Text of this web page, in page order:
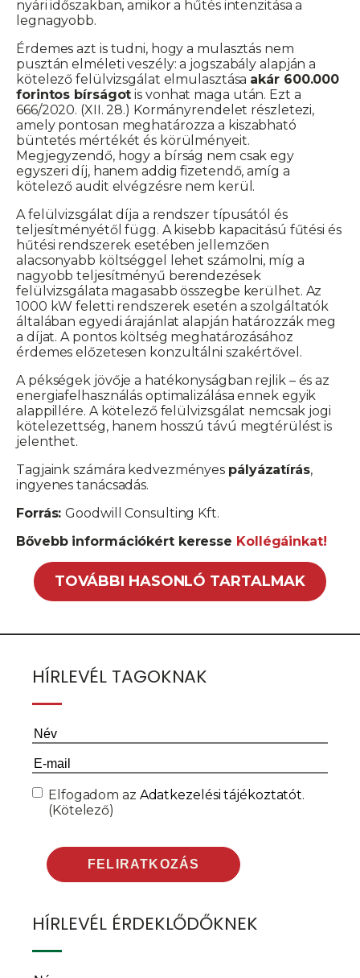
nyári időszakban, amikor a hűtés intenzitása a
legnagyobb.
Érdemes azt is tudni, hogy a mulasztás nem
pusztán elméleti veszély: a jogszabály alapján a
kötelező felülvizsgálat elmulasztása akár 600.000
forintos bírságot is vonhat maga után. Ezt a
666/2020. (XII. 28.) Kormányrendelet részletezi,
amely pontosan meghatározza a kiszabható
büntetés mértékét és körülményeit.
Megjegyzendő, hogy a bírság nem csak egy
egyszeri díj, hanem addig fizetendő, amíg a
kötelező audit elvégzésre nem kerül.
A felülvizsgálat díja a rendszer típusától és
teljesítményétől függ. A kisebb kapacitású fűtési és
hűtési rendszerek esetében jellemzően
alacsonyabb költséggel lehet számolni, míg a
nagyobb teljesítményű berendezések
felülvizsgálata magasabb összegbe kerülhet. Az
1000 kW feletti rendszerek esetén a szolgáltatók
általában egyedi árajánlat alapján határozzák meg
a díjat. A pontos költség meghatározásához
érdemes előzetesen konzultálni szakértővel.
A pékségek jövője a hatékonyságban rejlik – és az
energiafelhasználás optimalizálása ennek egyik
alappillére. A kötelező felülvizsgálat nemcsak jogi
kötelezettség, hanem hosszú távú megtérülést is
jelenthet.
Tagjaink számára kedvezményes pályázatírás,
ingyenes tanácsadás.
Forrás:Goodwill Consulting Kft.
Bővebb információkért keresse Kollégáinkat!
TOVÁBBI HASONLÓ TARTALMAK
HÍRLEVÉL TAGOKNAK
Név(Kötelező)
Email(Kötelező)
Consent(Kötelező)
Elfogadom az Adatkezelési tájékoztatót.
(Kötelező)
HÍRLEVÉL ÉRDEKLŐDŐKNEK